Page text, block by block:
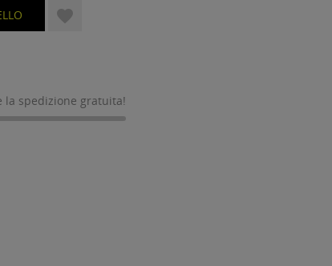

la spedizione gratuita!